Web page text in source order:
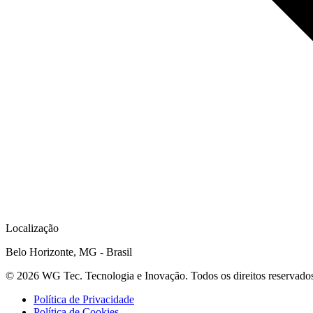
Localização
Belo Horizonte, MG - Brasil
© 2026 WG Tec. Tecnologia e Inovação. Todos os direitos
Política de Privacidade